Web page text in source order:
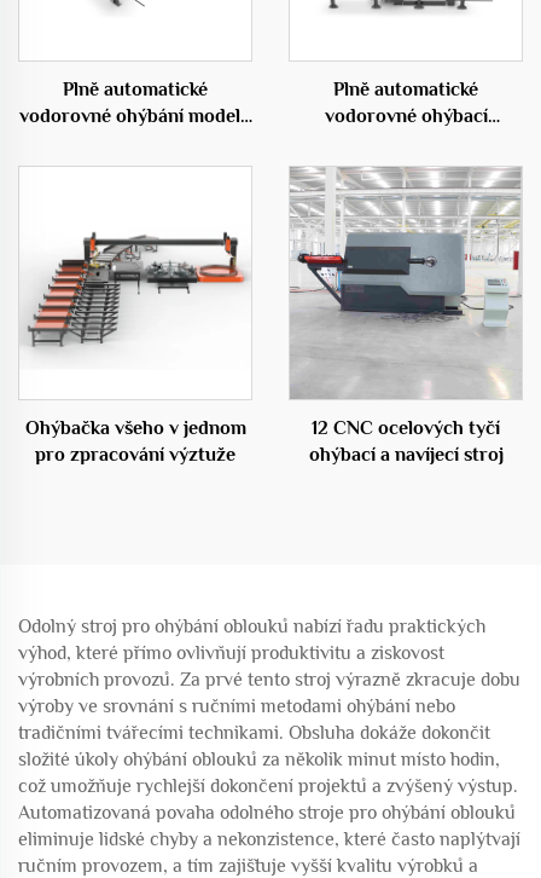
Plně automatické
vodorovné ohýbání modelu
Plně automatické
vodorovné ohýbací
Ohýbačka všeho v jednom
pro zpracování výztuže
12 CNC ocelových tyčí
ohýbací a navíjecí stroj
Odolný stroj pro ohýbání oblouků nabízí řadu praktických
výhod, které přímo ovlivňují produktivitu a ziskovost
výrobních provozů. Za prvé tento stroj výrazně zkracuje dobu
výroby ve srovnání s ručními metodami ohýbání nebo
tradičními tvářecími technikami. Obsluha dokáže dokončit
složité úkoly ohýbání oblouků za několik minut místo hodin,
což umožňuje rychlejší dokončení projektů a zvýšený výstup.
Automatizovaná povaha odolného stroje pro ohýbání oblouků
eliminuje lidské chyby a nekonzistence, které často naplýtvají
ručním provozem, a tím zajišťuje vyšší kvalitu výrobků a